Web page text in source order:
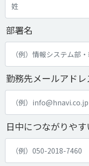
部署名
勤務先メールアドレ
日中につながりや